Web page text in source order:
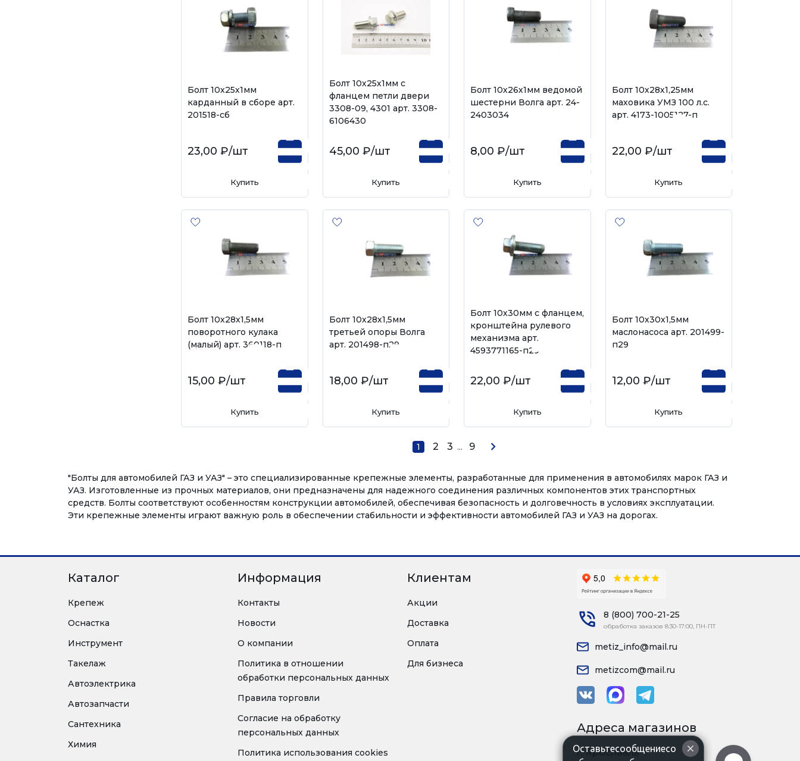
Болт 10х25х1мм
карданный в сборе арт.
201518-сб
23,00 ₽/шт
Купить
Болт 10х25х1мм с
фланцем петли двери
3308-09, 4301 арт. 3308-
6106430
45,00 ₽/шт
Купить
Болт 10х26х1мм ведомой
шестерни Волга арт. 24-
2403034
8,00 ₽/шт
Купить
Болт 10х28х1,25мм
маховика УМЗ 100 л.с.
арт. 4173-1005127-п
22,00 ₽/шт
Купить
Болт 10х28х1,5мм
поворотного кулака
(малый) арт. 360118-п
15,00 ₽/шт
Купить
Болт 10х28х1,5мм
третьей опоры Волга
арт. 201498-п29
18,00 ₽/шт
Купить
Болт 10х30мм с фланцем,
кронштейна рулевого
механизма арт.
4593771165-п29
22,00 ₽/шт
Купить
Болт 10х30х1,5мм
маслонасоса арт. 201499-
п29
12,00 ₽/шт
Купить
1 2 3 ... 9
"Болты для автомобилей ГАЗ и УАЗ" – это специализированные крепежные элементы, разработанные для применения в автомобилях марок ГАЗ и
УАЗ. Изготовленные из прочных материалов, они предназначены для надежного соединения различных компонентов этих транспортных
средств. Болты соответствуют особенностям конструкции автомобилей, обеспечивая безопасность и долговечность в условиях эксплуатации.
Эти крепежные элементы играют важную роль в обеспечении стабильности и эффективности автомобилей ГАЗ и УАЗ на дорогах.
Каталог
Крепеж
Оснастка
Инструмент
Такелаж
Автоэлектрика
Автозапчасти
Сантехника
Химия
Информация
Контакты
Новости
О компании
Политика в отношении
обработки персональных данных
Правила торговли
Согласие на обработку
персональных данных
Политика использования cookies
Клиентам
Акции
Доставка
Оплата
Для бизнеса
8 (800) 700-21-25
обработка заказов 8:30-17:00, ПН-ПТ
metiz_info@mail.ru
metizcom@mail.ru
Адреса магазинов
г. Ярославль
Оставьтесообщениесо